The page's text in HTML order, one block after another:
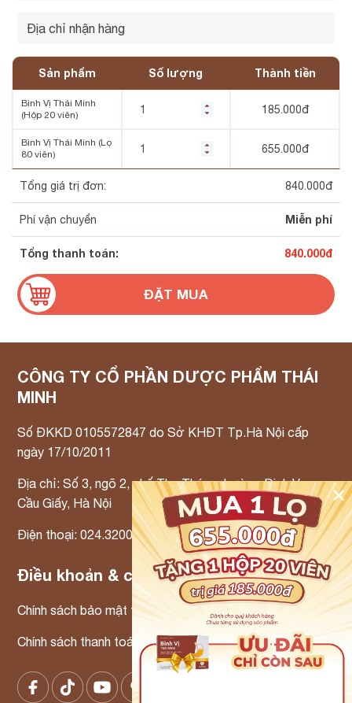
Sản phẩm
Bình Vị Thái Minh
(Hộp 20 viên)
Bình Vị Thái Minh (Lọ
80 viên)
Số lượng Thành tiền
185.000đ
655.000đ
Tổng giá trị đơn: 840.000đ
Phí vận chuyển Miễn phí
Tổng thanh toán: 840.000đ
CÔNG TY CỔ PHẦN DƯỢC PHẨM THÁI
MINH
Số ĐKKD 0105572847 do Sở KHĐT Tp.Hà Nội cấp
ngày 17/10/2011
Địa chỉ: Số 3, ngõ 2, phố Thọ Tháp, phường Dịch Vọng,
Cầu Giấy, Hà Nội
Điện thoại: 024.3200.3300 Email: info@tmp.vn
Điều khoản & chính sách
Chính sách bảo mật thông tin
Chính sách thanh toán – Chính sách xử lý khiếu nại
✕